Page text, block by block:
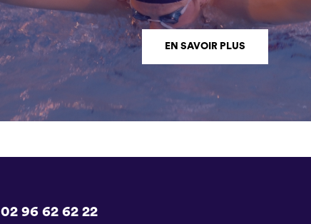
EN SAVOIR PLUS
02 96 62 62 22